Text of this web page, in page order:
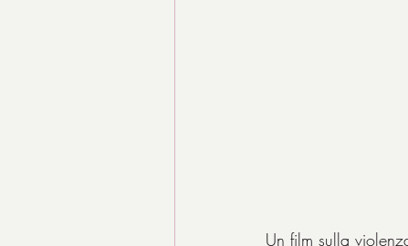
Un film sulla